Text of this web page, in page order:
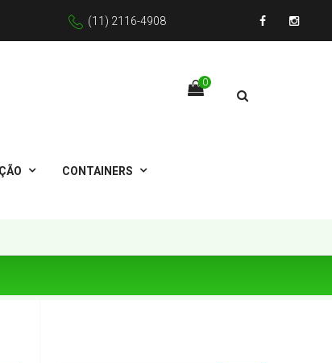
(11) 2116-4908
Facebook
0
CONTAINERS